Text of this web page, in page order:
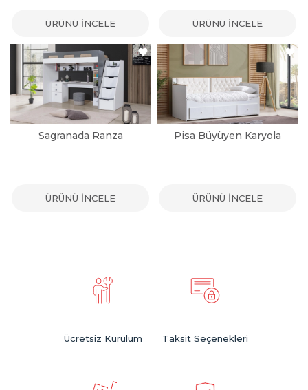
ÜRÜNÜ İNCELE ÜRÜNÜ İNCELE
Sagranada Ranza
ÜRÜNÜ İNCELE
Pisa Büyüyen Karyola
ÜRÜNÜ İNCELE
Ücretsiz Kurulum Taksit Seçenekleri